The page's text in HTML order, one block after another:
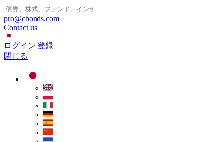
pro@cbonds.com
Contact us
ログイン 登録
閉じる